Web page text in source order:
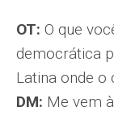
OT: O que
democrática
Latina onde o
DM: Me vem